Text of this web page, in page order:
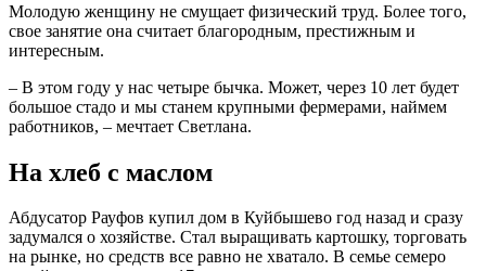
Молодую женщину не смущает физический труд. Более того,
свое занятие она считает благородным, престижным и
интересным.
– В этом году у нас четыре бычка. Может, через 10 лет будет
большое стадо и мы станем крупными фермерами, наймем
работников, – мечтает Светлана.
На хлеб с маслом
Абдусатор Рауфов купил дом в Куйбышево год назад и сразу
задумался о хозяйстве. Стал выращивать картошку, торговать
на рынке, но средств все равно не хватало. В семье семеро